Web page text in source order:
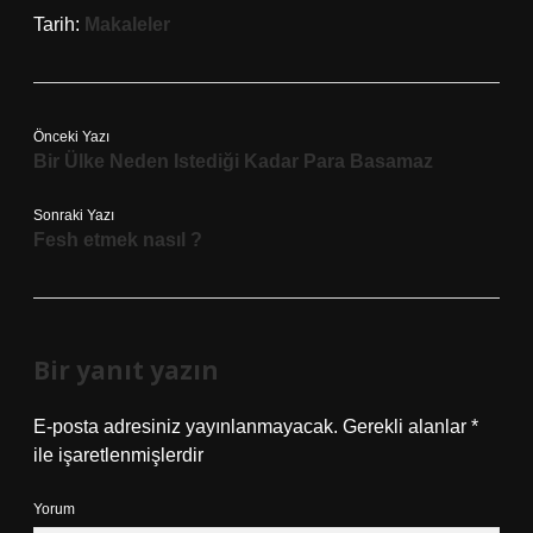
Tarih: Makaleler
Önceki Yazı
Bir Ülke Neden Istediği Kadar Para Basamaz
Sonraki Yazı
Fesh etmek nasıl ?
Bir yanıt yazın
E-posta adresiniz yayınlanmayacak. Gerekli alanlar *
ile işaretlenmişlerdir
Yorum